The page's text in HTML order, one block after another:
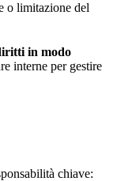
o limitazione del
in modo
interne per gestire
chiave: